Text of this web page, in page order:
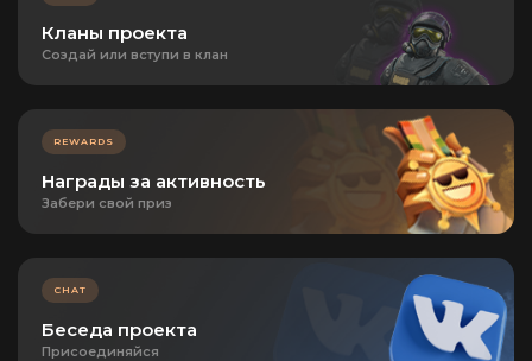
Кланы проекта
Создай или вступи в клан
REWARDS
Награды за активность
Забери свой приз
CHAT
Беседа проекта
Присоединяйся